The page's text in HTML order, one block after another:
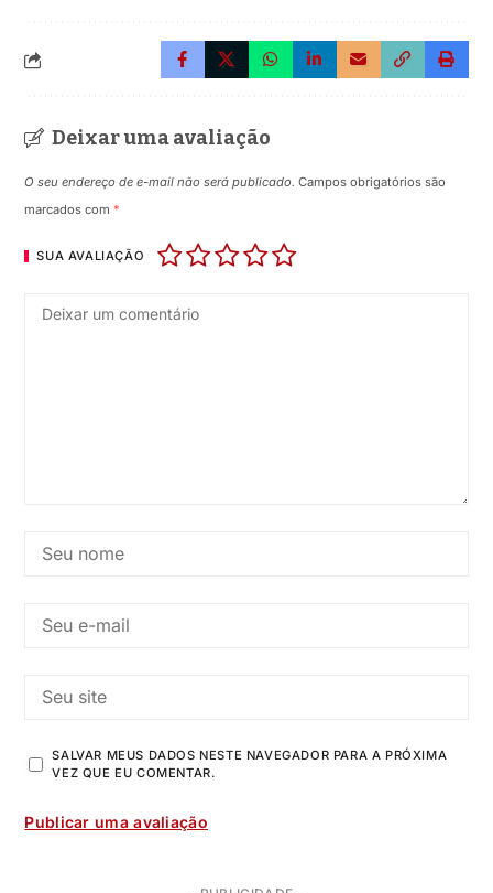
Deixar uma avaliação
O seu endereço de e-mail não será publicado. Campos obrigatórios são
marcados com*
SUA AVALIAÇÃO
SALVAR MEUS DADOS NESTE NAVEGADOR PARA A PRÓXIMA
VEZ QUE EU COMENTAR.